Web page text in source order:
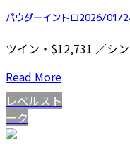
パウダーイントロ2026/
ツイン・$12,731 ／シ
Read More
レベルスト
ーク